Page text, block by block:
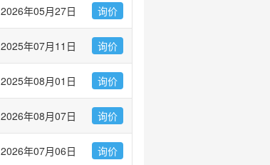
2026年05月27日 询价
2025年07月11日 询价
2025年08月01日 询价
2026年08月07日 询价
2026年07月06日 询价